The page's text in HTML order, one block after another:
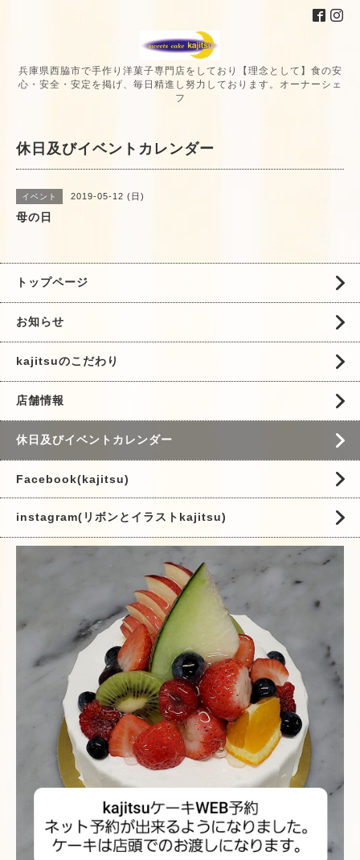
兵庫県西脇市で手作り洋菓子専門店をしており【理念として】食の安
心・安全・安定を掲げ、毎日精進し努力しております。オーナーシェ
フ
休日及びイベントカレンダー
イベント 2019-05-12 (日)
母の日
トップページ
お知らせ
kajitsuのこだわり
店舗情報
休日及びイベントカレンダー
Facebook(kajitsu)
instagram(リボンとイラストkajitsu)